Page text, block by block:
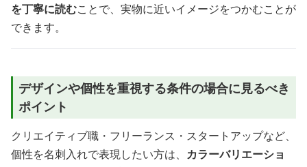
を丁寧に読むことで、実物に近いイメージをつかむことが
できます。
デザインや個性を重視する条件の場合に見るべき
ポイント
クリエイティブ職・フリーランス・スタートアップなど、
個性を名刺入れで表現したい方は、 カラーバリエーショ